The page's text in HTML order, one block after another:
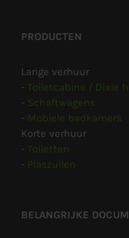
PRODUCTEN
Lange verhuur
- Toiletcabine / Dixie
- Schaftwagens
- Mobiele badkamers
Korte verhuur
- Toiletten
- Plaszuilen
BELANGRIJKE